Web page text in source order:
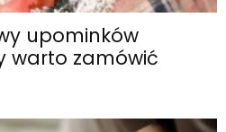
upominków
warto zamówić